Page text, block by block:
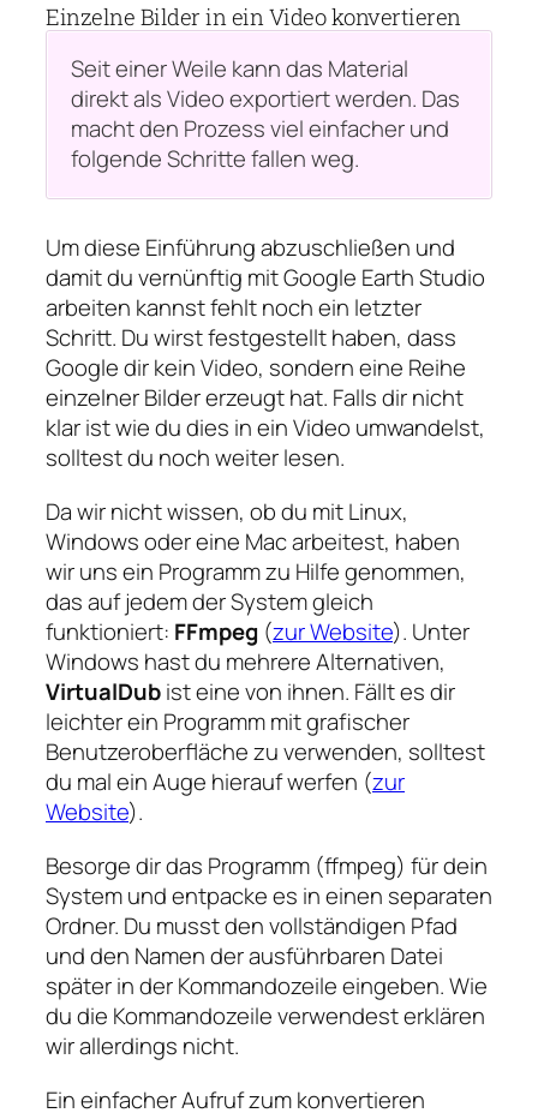
Einzelne Bilder in ein Video konvertieren
Seit einer Weile kann das Material
direkt als Video exportiert werden. Das
macht den Prozess viel einfacher und
folgende Schritte fallen weg.
Um diese Einführung abzuschließen und
damit du vernünftig mit Google Earth Studio
arbeiten kannst fehlt noch ein letzter
Schritt. Du wirst festgestellt haben, dass
Google dir kein Video, sondern eine Reihe
einzelner Bilder erzeugt hat. Falls dir nicht
klar ist wie du dies in ein Video umwandelst,
solltest du noch weiter lesen.
Da wir nicht wissen, ob du mit Linux,
Windows oder eine Mac arbeitest, haben
wir uns ein Programm zu Hilfe genommen,
das auf jedem der System gleich
funktioniert: FFmpeg (zur Website). Unter
Windows hast du mehrere Alternativen,
VirtualDubist eine von ihnen. Fällt es dir
leichter ein Programm mit grafischer
Benutzeroberfläche zu verwenden, solltest
du mal ein Auge hierauf werfen (zur
Website).
Besorge dir das Programm (ffmpeg) für dein
System und entpacke es in einen separaten
Ordner. Du musst den vollständigen Pfad
und den Namen der ausführbaren Datei
später in der Kommandozeile eingeben. Wie
du die Kommandozeile verwendest erklären
wir allerdings nicht.
Ein einfacher Aufruf zum konvertieren